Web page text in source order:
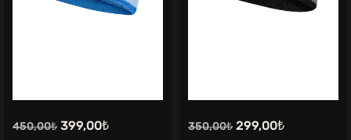
450,00₺ Orijinal
399,00₺Şu 350,00₺ Orijinal
299,00₺Şu